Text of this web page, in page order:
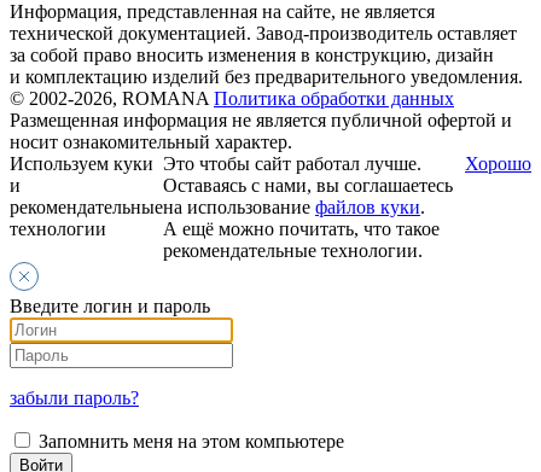
Информация, представленная на сайте, не является
технической документацией. Завод-производитель оставляет
за собой право вносить изменения в конструкцию, дизайн
и комплектацию изделий без предварительного уведомления.
© 2002-2026, ROMANA Политика обработки данных
Размещенная информация не является публичной офертой и
носит ознакомительный характер.
Используем куки
и
рекомендательные
технологии
Это чтобы сайт работал лучше.
Оставаясь с нами, вы соглашаетесь
на использование файлов куки.
А ещё можно почитать, что такое
рекомендательные технологии.
Хорошо
Введите логин и пароль
забыли пароль?
Запомнить меня на этом компьютере